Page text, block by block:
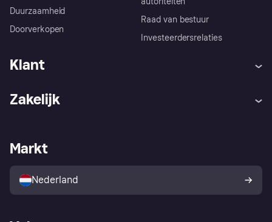
Duurzaamheid
Doorverkopen
Raad van bestuur
Investeerdersrelaties
Klant
Winkeloverzicht
Kopersbescherming voor
consumenten
Zakelijk
Zakelijke login
Markt
Nederland